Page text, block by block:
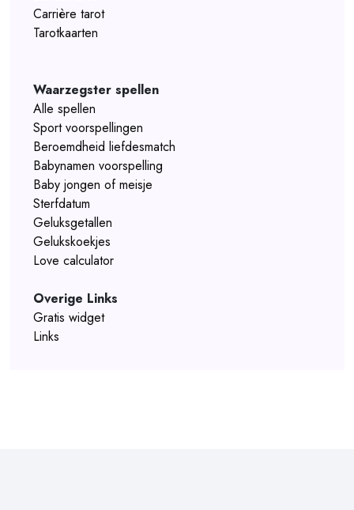
Carrière tarot
Tarotkaarten
Waarzegster spellen
Alle spellen
Sport voorspellingen
Beroemdheid liefdesmatch
Babynamen voorspelling
Baby jongen of meisje
Sterfdatum
Geluksgetallen
Gelukskoekjes
Love calculator
Overige Links
Gratis widget
Links